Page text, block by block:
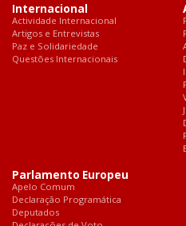
Internacional
Actividade Internacional
Artigos e Entrevistas
Paz e Solidariedade
Questões Internacionais
Parlamento Europeu
Apelo Comum
Declaração Programática
Deputados